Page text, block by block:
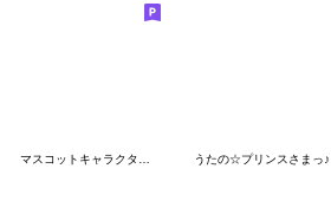
うたの☆プリンスさまっ♪